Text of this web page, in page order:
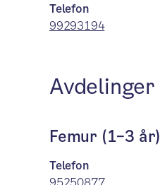
Telefon
99293194
Avdelinger
Femur (1–3 år)
Telefon